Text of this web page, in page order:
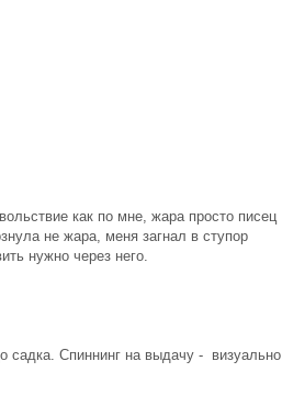
как по мне, жара просто писец
не жара, меня загнал в ступор
нужно через него.
садка. Спиннинг на выдачу - визуально